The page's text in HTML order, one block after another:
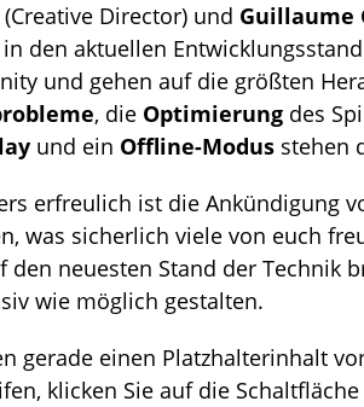
(Creative Director) und Guillaume
den aktuellen
und gehen auf die größten
, die Optimierung des
und ein Offline-Modus stehen
erfreulich ist die Ankündigung
was sicherlich viele von euch
den neuesten Stand der Technik
wie möglich gestalten.
gerade einen Platzhalterinhalt
klicken Sie auf die